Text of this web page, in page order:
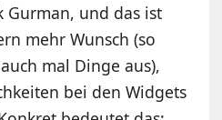
und das ist
mehr Wunsch (so
mal Dinge aus),
bei den Widgets